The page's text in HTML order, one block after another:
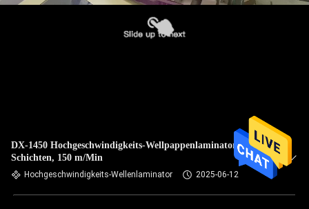
DX-1450 Hochgeschwindigkeits-Wellpappenlaminator mit 7
Schichten, 150 m/Min
Hochgeschwindigkeits-Wellenlaminator 2025-06-12